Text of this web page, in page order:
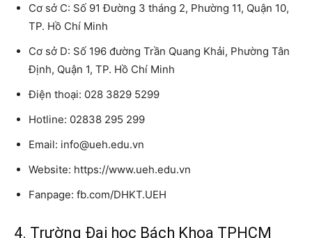
Cơ sở C: Số 91 Đường 3 tháng 2, Phường 11, Quận 10,
TP. Hồ Chí Minh
Cơ sở D: Số 196 đường Trần Quang Khải, Phường Tân
Định, Quận 1, TP. Hồ Chí Minh
Điện thoại: 028 3829 5299
Hotline: 02838 295 299
Email: info@ueh.edu.vn
Website: https://www.ueh.edu.vn
Fanpage: fb.com/DHKT.UEH
4. Trường Đại học Bách Khoa TPHCM